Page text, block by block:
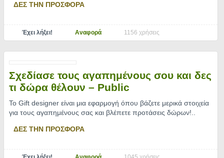
ΔΕΣ ΤΗΝ ΠΡΟΣΦΟΡΑ
Έχει λήξει! Αναφορά 1156 χρήσεις
Σχεδίασε τους αγαπημένους σου και δες
τι δώρα θέλουν – Public
Το Gift designer είναι μια εφαρμογή όπου βάζετε μερικά στοιχεία
για τους αγαπημένους σας και βλέπετε προτάσεις δώρων!
ΔΕΣ ΤΗΝ ΠΡΟΣΦΟΡΑ